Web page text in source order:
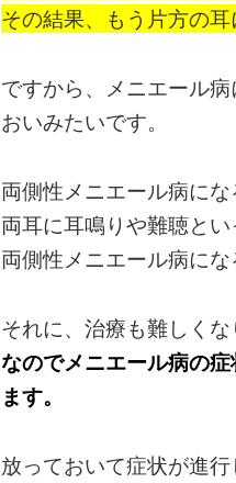
その結果、もう片方の
ですから、メニエール
おいみたいです。
両側性メニエール病にな
両耳に耳鳴りや難聴とい
両側性メニエール病に
それに、治療も難しくな
なのでメニエール病の
ます。
放っておいて症状が進行